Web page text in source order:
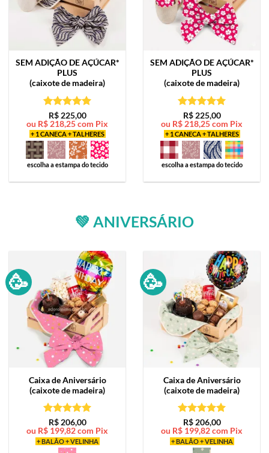
SEM ADIÇÃO DE AÇÚCAR*
PLUS
(caixote de madeira)
Avaliação5
de 5
R$225,00
ou R$ 218,25com Pix
+ 1 CANECA + TALHERES
escolha a estampa do tecido
SEM ADIÇÃO DE AÇÚCAR*
PLUS
(caixote de madeira)
Avaliação5
de 5
R$225,00
ou R$ 218,25com Pix
+ 1 CANECA + TALHERES
escolha a estampa do tecido
💚 ANIVERSÁRIO
🥳
Caixa deAniversário
(caixote de madeira)
Avaliação5
de 5
R$206,00
ou R$ 199,82com Pix
+ BALÃO + VELINHA
🥳
Caixa deAniversário
(caixote de madeira)
Avaliação5
de 5
R$206,00
ou R$ 199,82com Pix
+ BALÃO + VELINHA